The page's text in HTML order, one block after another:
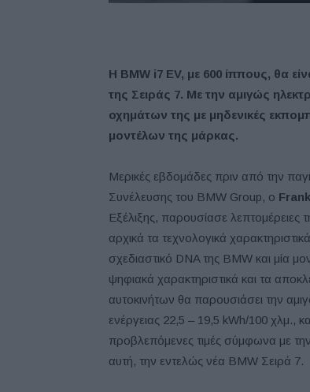
Η BMW i7 EV, με 600 ίππους, θα
της Σειράς 7. Με την αμιγώς
οχημάτων της με μηδενικές
μοντέλων της μάρκας.
Μερικές εβδομάδες πριν από την
Συνέλευσης του BMW Group, ο
Εξέλιξης, παρουσίασε λεπτομέρειες
αρχικά τα τεχνολογικά
σχεδιαστικό DNA της BMW και μία
ψηφιακά χαρακτηριστικά και τα
αυτοκινήτων θα παρουσιάσει την
ενέργειας 22,5 – 19,5 kWh/100 χλμ.,
προβλεπόμενες τιμές σύμφωνα με την
αυτή, την εντελώς νέα BMW Σειρά 7.